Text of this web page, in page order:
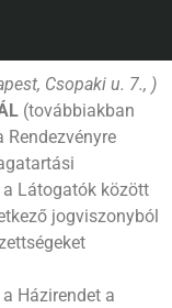
Csopaki u. 7., )
(továbbiakban
Rendezvényre
Látogatók között
jogviszonyból
Házirendet a